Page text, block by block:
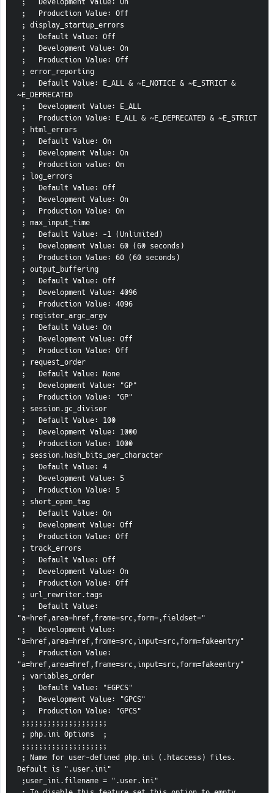
;   Production Value: Off
; display_startup_errors
;   Default Value: Off
;   Development Value: On
;   Production Value: Off
; error_reporting
~E_DEPRECATED
;   Development Value: E_ALL
;   Production Value: E_ALL & ~E_DEPRECATED & ~E_STRICT
; html_errors
;   Default Value: On
;   Development Value: On
;   Production value: On
; log_errors
;   Default Value: Off
;   Development Value: On
;   Production Value: On
; max_input_time
;   Default Value: -1 (Unlimited)
;   Development Value: 60 (60 seconds)
;   Production Value: 60 (60 seconds)
; output_buffering
;   Default Value: Off
;   Development Value: 4096
;   Production Value: 4096
; register_argc_argv
;   Default Value: On
;   Development Value: Off
;   Production Value: Off
; request_order
;   Default Value: None
;   Development Value: "GP"
;   Production Value: "GP"
; session.gc_divisor
;   Default Value: 100
;   Development Value: 1000
;   Production Value: 1000
; session.hash_bits_per_character
;   Default Value: 4
;   Development Value: 5
;   Production Value: 5
; short_open_tag
;   Default Value: On
;   Development Value: Off
;   Production Value: Off
; track_errors
;   Default Value: Off
;   Development Value: On
;   Production Value: Off
; url_rewriter.tags
"a=href,area=href,frame=src,form=,fieldset="
"a=href,area=href,frame=src,input=src,form=fakeentry"
"a=href,area=href,frame=src,input=src,form=fakeentry"
; variables_order
;   Default Value: "EGPCS"
;   Development Value: "GPCS"
;   Production Value: "GPCS"
;;;;;;;;;;;;;;;;;;;;
; php.ini Options  ;
;;;;;;;;;;;;;;;;;;;;
Default is ".user.ini"
;user_ini.filename = ".user.ini"